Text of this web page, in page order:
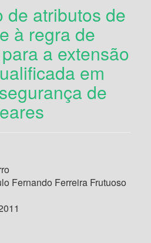
de atributos de
à regra de
a extensão
em
de
Fernando Ferreira Frutuoso